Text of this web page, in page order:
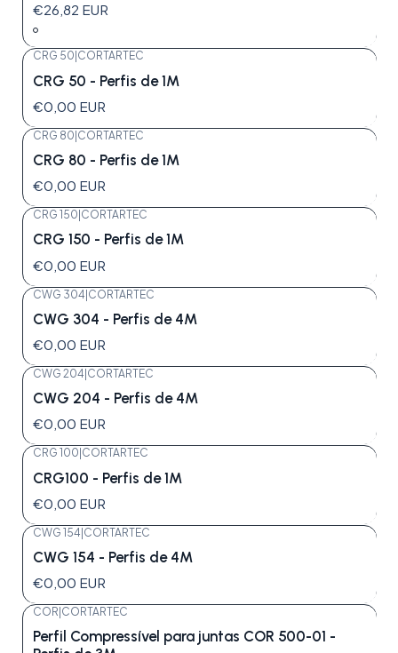
€26,82 EUR
CRG 50 CORTARTEC
CRG 50 - Perfis de 1M
€0,00 EUR
CRG 80 CORTARTEC
CRG 80 - Perfis de 1M
€0,00 EUR
CRG 150 CORTARTEC
CRG 150 - Perfis de 1M
€0,00 EUR
CWG 304|CORTARTEC
CWG 304 - Perfis de 4M
€0,00 EUR
CWG 204 CORTARTEC
CWG 204 - Perfis de 4M
€0,00 EUR
CRG 100 CORTARTEC
CRG100 - Perfis de 1M
€0,00 EUR
CWG 154|CORTARTEC
CWG 154 - Perfis de 4M
€0,00 EUR
COR CORTARTEC
Perfil Compressível para juntas COR 500-01 -